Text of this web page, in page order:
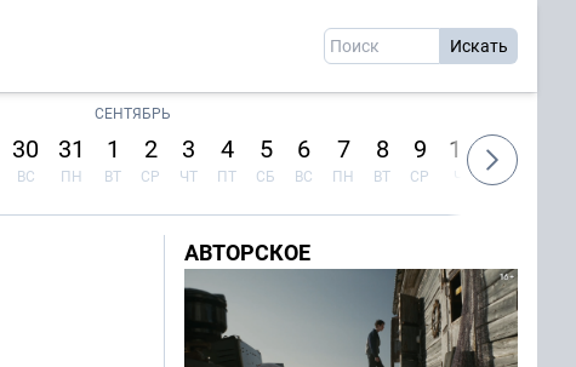
30
ВС
31
ПН
СЕНТЯБРЬ
1
ВТ
2
СР
3
ЧТ
4
ПТ
5
СБ
6
ВС
7
ПН
8
ВТ
9
СР
10
ЧТ
11
ПТ
АВТОРСКОЕ